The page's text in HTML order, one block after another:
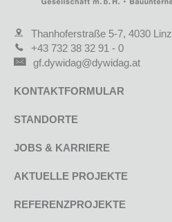
Thanhoferstraße 5-7, 4030 Linz
+43 732 38 32 91 - 0
gf.dywidag@dywidag.at
KONTAKTFORMULAR
STANDORTE
JOBS & KARRIERE
AKTUELLE PROJEKTE
REFERENZPROJEKTE